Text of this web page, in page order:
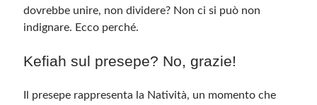
Meta
Feed dei contenuti
dovrebbe unire, non dividere? Non ci si può non
indignare. Ecco perché.
Kefiah sul presepe? No, grazie!
Il presepe rappresenta la Natività, un momento che